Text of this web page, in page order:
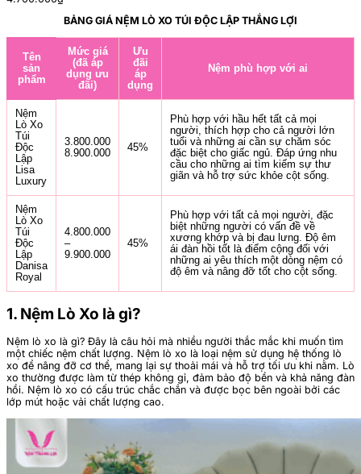
BẢNG GIÁ NỆM LÒ XO TÚI ĐỘC LẬP THẮNG LỢI
Tên
sản
phẩm
Mức giá
(đã áp
dụng ưu
đãi)
Ưu
đãi
áp
dụng
Nệm phù hợp với ai
Nệm
Lò Xo
Túi
Độc
Lập
Lisa
Luxury
3.800.000
8.900.000
45%
Phù hợp với hầu hết tất cả mọi
người, thích hợp cho cả người lớn
tuổi và những ai cần sự chăm sóc
đặc biệt cho giấc ngủ. Đáp ứng nhu
cầu cho những ai tìm kiếm sự thư
giãn và hỗ trợ sức khỏe cột sống.
Nệm
Lò Xo
Túi
Độc
Lập
Danisa
Royal
4.800.000
–
9.900.000
45%
Phù hợp với tất cả mọi người, đặc
biệt những người có vấn đề về
xương khớp và bị đau lưng. Độ êm
ái đàn hồi tốt là điểm cộng đối với
những ai yêu thích một dòng nệm có
độ êm và nâng đỡ tốt cho cột sống.
1. Nệm Lò Xo là gì?
Nệm lò xo là gì? Đây là câu hỏi mà nhiều người thắc mắc khi muốn tìm
một chiếc nệm chất lượng. Nệm lò xo là loại nệm sử dụng hệ thống lò
xo để nâng đỡ cơ thể, mang lại sự thoải mái và hỗ trợ tối ưu khi nằm. Lò
xo thường được làm từ thép không gỉ, đảm bảo độ bền và khả năng đàn
hồi. Nệm lò xo có cấu trúc chắc chắn và được bọc bên ngoài bởi các
lớp mút hoặc vải chất lượng cao.